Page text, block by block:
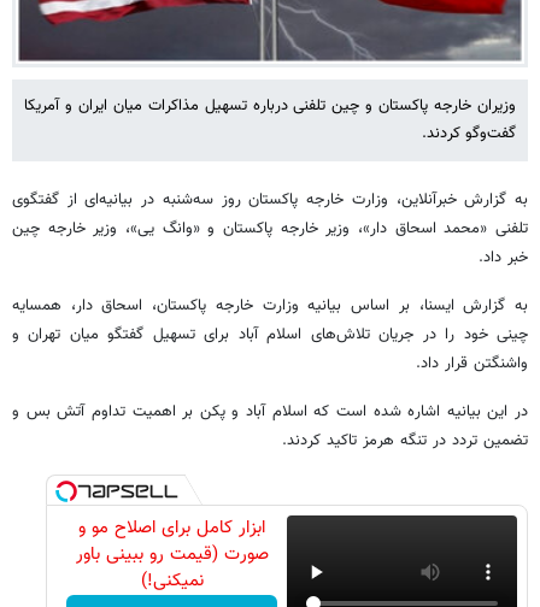
وزیران خارجه پاکستان و چین تلفنی درباره تسهیل مذاکرات میان ایران و آمریکا
گفت‌وگو کردند.
به گزارش خبرآنلاین، وزارت خارجه پاکستان روز سه‌شنبه در بیانیه‌ای از گفتگوی
تلفنی «محمد اسحاق دار»، وزیر خارجه پاکستان و «وانگ یی»، وزیر خارجه چین
خبر داد.
به گزارش ایسنا، بر اساس بیانیه وزارت خارجه پاکستان، اسحاق‌ دار، همسایه
چینی خود را در جریان تلاش‌های اسلام آباد برای تسهیل گفتگو میان تهران و
واشنگتن قرار داد.
در این بیانیه اشاره شده است که اسلام آباد و پکن بر اهمیت تداوم آتش بس و
تضمین تردد در تنگه هرمز تاکید کردند.
ابزار کامل برای اصلاح مو و
صورت (قیمت رو ببینی باور
نمیکنی!)